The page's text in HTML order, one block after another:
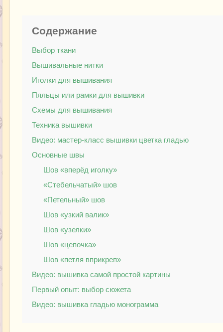
Содержание
Выбор ткани
Вышивальные нитки
Иголки для вышивания
Пяльцы или рамки для вышивки
Схемы для вышивания
Техника вышивки
Видео: мастер-класс вышивки цветка гладью
Основные швы
Шов «вперёд иголку»
«Стебельчатый» шов
«Петельный» шов
Шов «узкий валик»
Шов «узелки»
Шов «цепочка»
Шов «петля вприкреп»
Видео: вышивка самой простой картины
Первый опыт: выбор сюжета
Видео: вышивка гладью монограмма